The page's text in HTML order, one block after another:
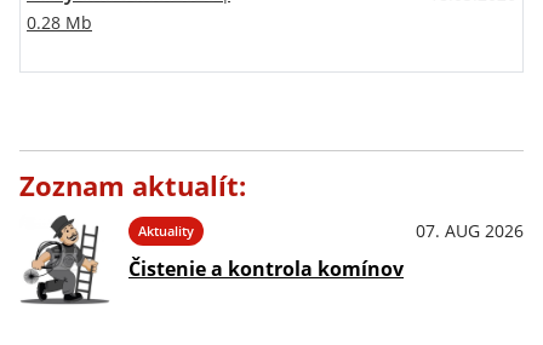
0.28 Mb
Zoznam aktualít:
Aktuality 07. AUG 2026
Čistenie a kontrola komínov